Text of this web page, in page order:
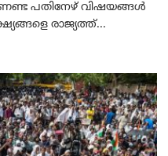
പതിനേഴ് വിഷയങ്ങൾ
രാജ്യത്ത്...